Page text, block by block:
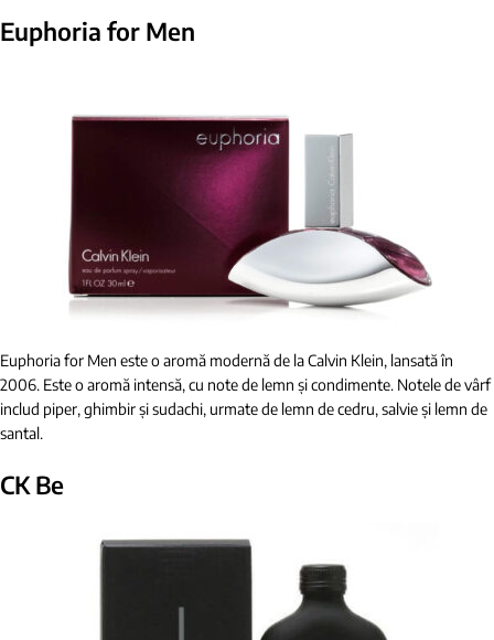
Euphoria for Men
Euphoria for Men este o aromă modernă de la Calvin Klein, lansată în
2006. Este o aromă intensă, cu note de lemn și condimente. Notele de vârf
includ piper, ghimbir și sudachi, urmate de lemn de cedru, salvie și lemn de
santal.
CK Be